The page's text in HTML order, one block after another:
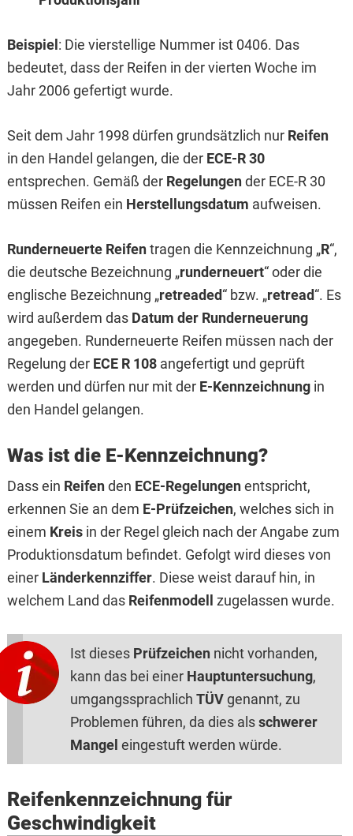
Beispiel : Die vierstellige Nummer ist 0406. Das
bedeutet, dass der Reifen in der vierten Woche im
Jahr 2006 gefertigt wurde.
Seit dem Jahr 1998 dürfen grundsätzlich nur Reifen
in den Handel gelangen, die der ECE-R 30
entsprechen. Gemäß der Regelungender ECE-R 30
müssen Reifen ein Herstellungsdatum aufweisen.
Runderneuerte Reifentragen die Kennzeichnung „R“,
die deutsche Bezeichnung „runderneuert“ oder die
englische Bezeichnung „retreaded“ bzw. „retread“. Es
wird außerdem das Datum der Runderneuerung
angegeben. Runderneuerte Reifen müssen nach der
Regelung der ECE R 108angefertigt und geprüft
werden und dürfen nur mit der E-Kennzeichnungin
den Handel gelangen.
Was ist die E-Kennzeichnung?
Dass ein Reifenden ECE-Regelungenentspricht,
erkennen Sie an dem E-Prüfzeichen, welches sich in
einem Kreis in der Regel gleich nach der Angabe zum
Produktionsdatum befindet. Gefolgt wird dieses von
einer Länderkennziffer. Diese weist darauf hin, in
welchem Land das Reifenmodell zugelassen wurde.
Ist dieses Prüfzeichen nicht vorhanden,
kann das bei einer Hauptuntersuchung,
umgangssprachlich TÜV genannt, zu
Problemen führen, da dies alsschwerer
Mangel eingestuft werden würde.
Reifenkennzeichnung für
Geschwindigkeit